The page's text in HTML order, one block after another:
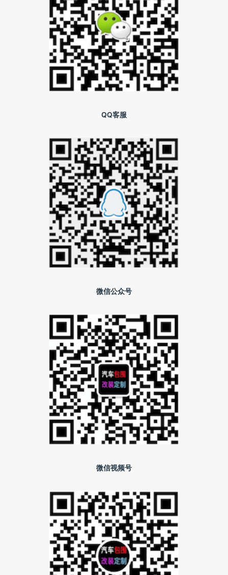
QQ客服
微信公众号
微信视频号